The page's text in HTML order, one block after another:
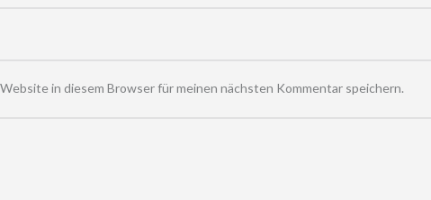
in diesem Browser für meinen nächsten Kommentar speichern.